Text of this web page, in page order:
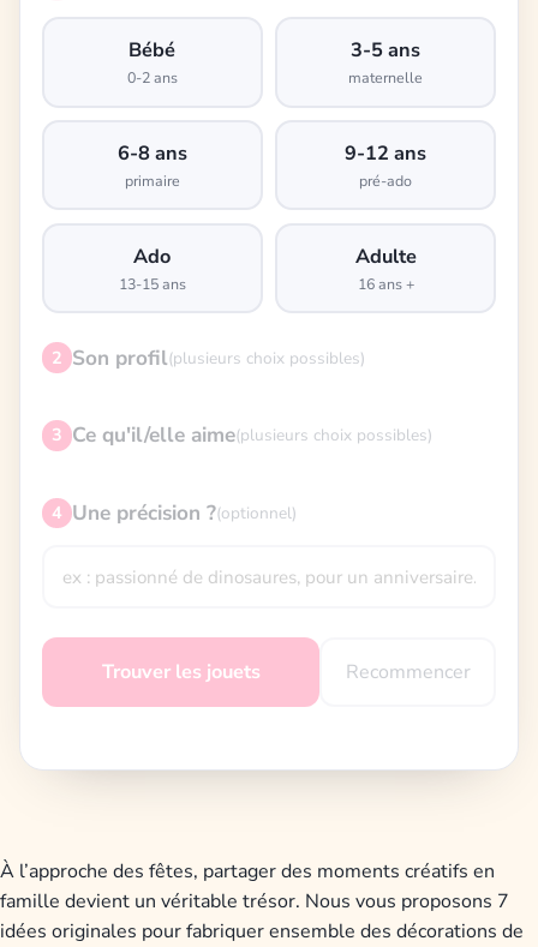
Bébé
0-2 ans
3-5 ans
maternelle
6-8 ans
primaire
9-12 ans
pré-ado
Ado
13-15 ans
Adulte
16 ans +
2 Son profil(plusieurs choix possibles)
3 Ce qu'il/elle aime(plusieurs choix possibles)
4 Une précision ?(optionnel)
Trouver les jouets Recommencer
À l’approche des fêtes, partager des moments créatifs en
famille devient un véritable trésor. Nous vous proposons 7
idées originales pour fabriquer ensemble des décorations de